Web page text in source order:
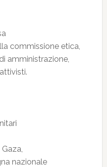
commissione etica,
amministrazione,
nazionale